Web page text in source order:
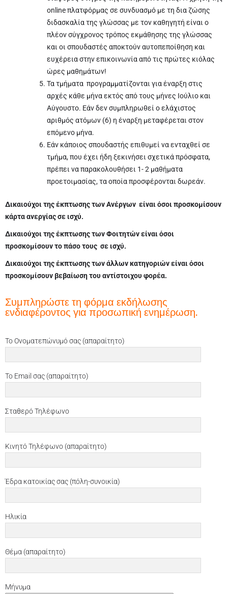
online πλατφόρμας σε συνδυασμό με τη δια ζώσης
διδασκαλία της γλώσσας με τον καθηγητή είναι ο
πλέον σύγχρονος τρόπος εκμάθησης της γλώσσας
και οι σπουδαστές αποκτούν αυτοπεποίθηση και
ευχέρεια στην επικοινωνία από τις πρώτες κιόλας
ώρες μαθημάτων!
Τα τμήματα προγραμματίζονται για έναρξη στις
αρχές κάθε μήνα εκτός από τους μήνες Ιούλιο και
Αύγουστο. Εάν δεν συμπληρωθεί ο ελάχιστος
αριθμός ατόμων (6) η έναρξη μεταφέρεται στον
επόμενο μήνα.
Εάν κάποιος σπουδαστής επιθυμεί να ενταχθεί σε
τμήμα, που έχει ήδη ξεκινήσει σχετικά πρόσφατα,
πρέπει να παρακολουθήσει 1- 2 μαθήματα
προετοιμασίας, τα οποία προσφέρονται δωρεάν.
Δικαιούχοι της έκπτωσης των Ανέργων είναι όσοι προσκομίσουν
κάρτα ανεργίας σε ισχύ.
Δικαιούχοι της έκπτωσης των Φοιτητώνείναι όσοι
προσκομίσουν το πάσο τους σε ισχύ.
Δικαιούχοι της έκπτωσης των άλλων κατηγοριώνείναι όσοι
προσκομίσουν βεβαίωση του αντίστοιχου φορέα.
Συμπληρώστε τη φόρμα εκδήλωσης
ενδιαφέροντος για προσωπική ενημέρωση.
Το Ονοματεπώνυμό σας (απαραίτητο)
Το Email σας (απαραίτητο)
Σταθερό Τηλέφωνο
Κινητό Τηλέφωνο (απαραίτητο)
Έδρα κατοικίας σας (πόλη-συνοικία)
Ηλικία
Θέμα (απαραίτητο)
Μήνυμα